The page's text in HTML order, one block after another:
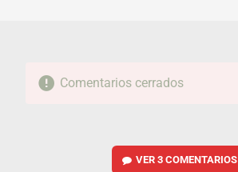
Comentarios cerrados
VER3 COMENTARIOS